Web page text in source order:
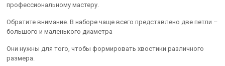
профессиональному мастеру.
Обратите внимание. В наборе чаще всего представлено две петли –
большого и маленького диаметра
Они нужны для того, чтобы формировать хвостики различного
размера.